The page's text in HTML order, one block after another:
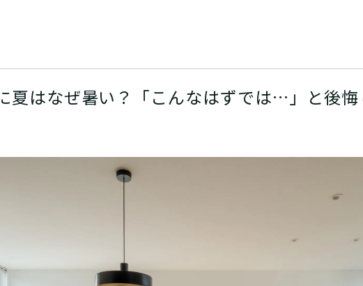
夏はなぜ暑い？「こんなはずでは…」と後